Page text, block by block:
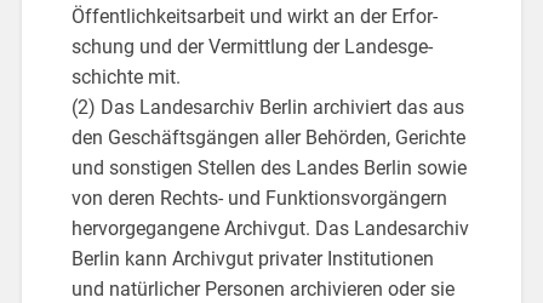
Öf­fent­lich­keits­ar­beit und wirkt an der Er­for­
schung und der Ver­mitt­lung der Lan­des­ge­
schich­te mit.
(2) Das Lan­des­ar­chiv Ber­lin ar­chi­viert das aus
den Ge­schäfts­gän­gen aller Be­hör­den, Ge­rich­te
und sons­ti­gen Stel­len des Lan­des Ber­lin sowie
von deren Rechts- und Funk­ti­ons­vor­gän­gern
her­vor­ge­gan­ge­ne Ar­chiv­gut. Das Lan­des­ar­chiv
Ber­lin kann Ar­chiv­gut pri­va­ter In­sti­tu­tio­nen
und na­tür­li­cher Per­so­nen ar­chi­vie­ren oder sie